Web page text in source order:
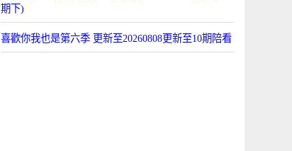
期下)
喜歡你我也是第六季 更新至20260808更新至10期陪看